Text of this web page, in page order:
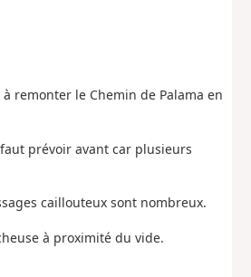
remonter le Chemin de Palama en
prévoir avant car plusieurs
caillouteux sont nombreux.
à proximité du vide.